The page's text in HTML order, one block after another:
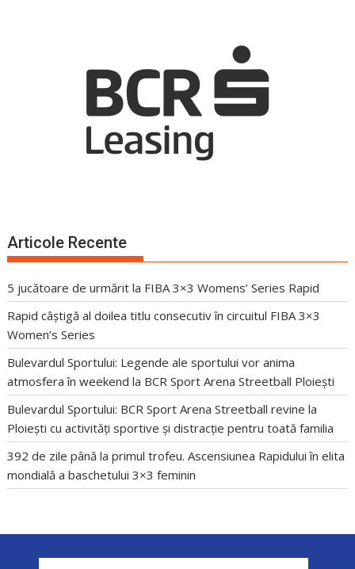
Articole Recente
5 jucătoare de urmărit la FIBA 3×3 Womens’ Series Rapid
Rapid câștigă al doilea titlu consecutiv în circuitul FIBA 3×3
Women’s Series
Bulevardul Sportului: Legende ale sportului vor anima
atmosfera în weekend la BCR Sport Arena Streetball Ploiești
Bulevardul Sportului: BCR Sport Arena Streetball revine la
Ploiești cu activități sportive și distracție pentru toată familia
392 de zile până la primul trofeu. Ascensiunea Rapidului în elita
mondială a baschetului 3×3 feminin